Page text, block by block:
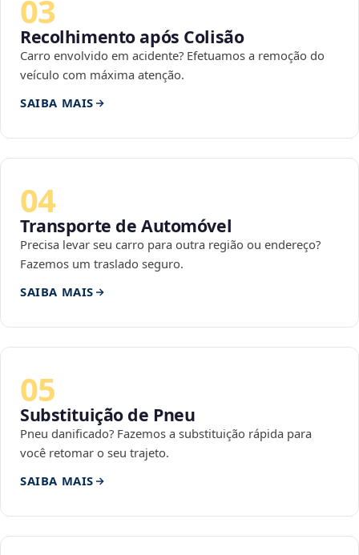
03
Recolhimento após Colisão
Carro envolvido em acidente? Efetuamos a remoção do
veículo com máxima atenção.
SAIBA MAIS
04
Transporte de Automóvel
Precisa levar seu carro para outra região ou endereço?
Fazemos um traslado seguro.
SAIBA MAIS
05
Substituição de Pneu
Pneu danificado? Fazemos a substituição rápida para
você retomar o seu trajeto.
SAIBA MAIS